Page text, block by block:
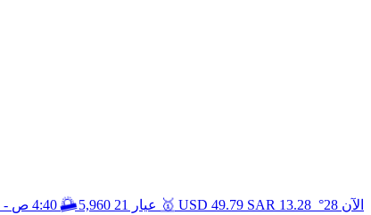
الآن 28° USD 49.79 SAR 13.28
🥇 عيار 21 5,960
🌅4:40 ص -